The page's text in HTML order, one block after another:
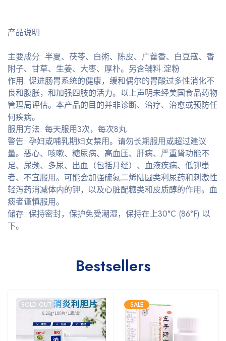
产品说明
主要成分: 半夏、茯苓、白術、陈皮、广藿香、白豆寇、香
附子、甘草、生姜、大枣、厚朴。另含辅料:淀粉
作用: 促进肠胃系统的健康，缓和偶尔的胃酸过多性消化不
良和腹胀，和加强四肢的活力。以上声明未经美国食品药物
管理局评估。本产品的目的并非诊断、治疗、治愈或预防任
何疾病。
服用方法: 每天服用3次，每次8丸
警告: 孕妇或哺乳期妇女禁用。请勿长期服用或超过建议
量。恶心、咳嗽、糖尿病、高血压、肝病、严重肾功能不
足、尿频、多尿、出血（包括月经）、血液疾病、低钾患
者、不宜服用。可能会加强硫氮二烯陆圆类利尿药和刺激性
轻泻药消减体内的钾，以及心脏配糖类和皮质醇的作用。血
痰者谨慎服用。
储存: 保持密封，保护免受潮湿，保持在上30°C (86°F) 以
下。
Bestsellers
SOLD OUT SALE